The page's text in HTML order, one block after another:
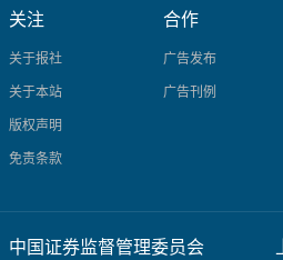
关注
关于报社
关于本站
版权声明
免责条款
合作
广告发布
广告刊例
中国证券监督管理委员会